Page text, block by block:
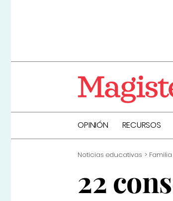
OPINIÓN RECURSOS
Noticias educativas Familia
22